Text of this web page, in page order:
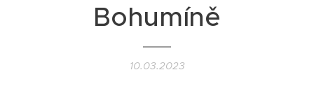
Bohumíně
10.03.2023